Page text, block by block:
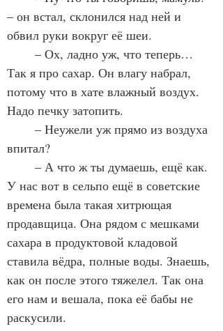
– он встал, склонился над ней и
обвил руки вокруг её шеи.
Так я про сахар. Он влагу набрал,
потому что в хате влажный воздух.
Надо печку затопить.
впитал?
У нас вот в сельпо ещё в советские
времена была такая хитрющая
продавщица. Она рядом с мешками
сахара в продуктовой кладовой
ставила вёдра, полные воды. Знаешь,
как он после этого тяжелел. Так она
его нам и вешала, пока её бабы не
раскусили.